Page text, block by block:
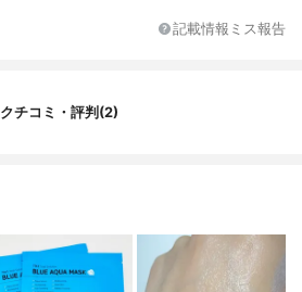
記載情報ミス報告
クチコミ・評判(2)